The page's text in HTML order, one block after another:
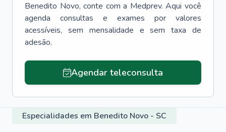
Benedito Novo, conte com a Medprev. Aqui você
agenda consultas e exames por valores
acessíveis, sem mensalidade e sem taxa de
adesão.
Agendar teleconsulta
Especialidades em Benedito Novo - SC